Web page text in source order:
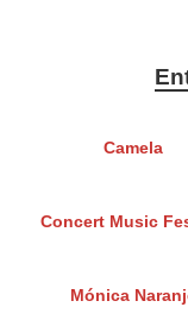
Camela
Concert Music
Mónica